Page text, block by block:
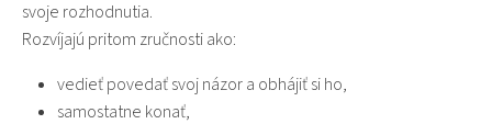
svoje rozhodnutia.
Rozvíjajú pritom zručnosti ako:
vedieť povedať svoj názor a obhájiť si ho,
samostatne konať,